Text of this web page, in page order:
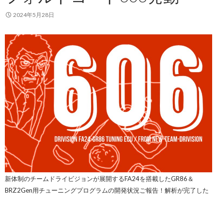
2024年5月28日
新体制のチームドライビジョンが展開するFA24を搭載したGR86＆
BRZ2Gen用チューニングプログラムの開発状況ご報告！解析が完了した